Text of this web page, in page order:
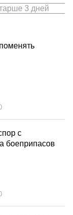
3 дней
с
боеприпасов